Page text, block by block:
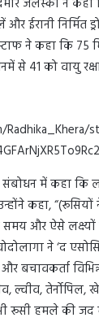
जेलेंस्की ने
ईरानी निर्मित
ने कहा कि 75
से 41 को वायु रक्षा
में कहा कि
कहा,
और ऐसे
ने ‘द
बचावकर्ता
तेर्नोपिल,
रूसी हमले की जद